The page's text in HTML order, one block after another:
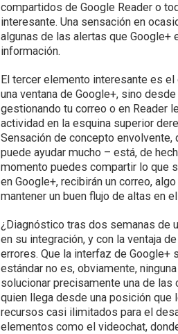
compartidos de Google Reader o
interesante. Una sensación en
algunas de las alertas que Google+
información.
El tercer elemento interesante es
una ventana de Google+, sino
gestionando tu correo o en Reader
actividad en la esquina superior
Sensación de concepto
puede ayudar mucho – está, de
momento puedes compartir lo que
en Google+, recibirán un correo,
mantener un buen flujo de altas en
¿Diagnóstico tras dos semanas de
en su integración, y con la ventaja
errores. Que la interfaz de Google+
estándar no es, obviamente,
solucionar precisamente una de
quien llega desde una posición que
recursos casi ilimitados para el
elementos como el videochat,